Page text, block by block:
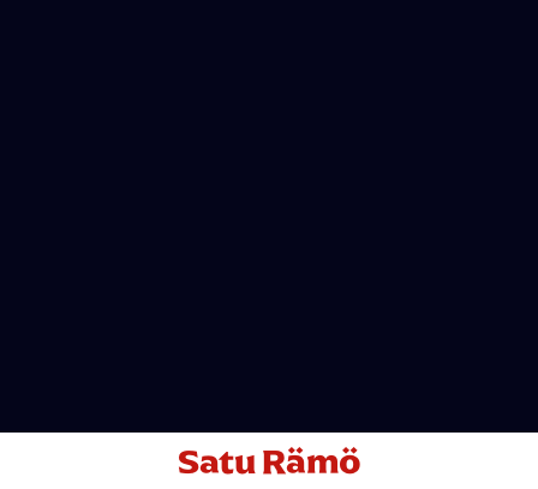
Satu Rämö